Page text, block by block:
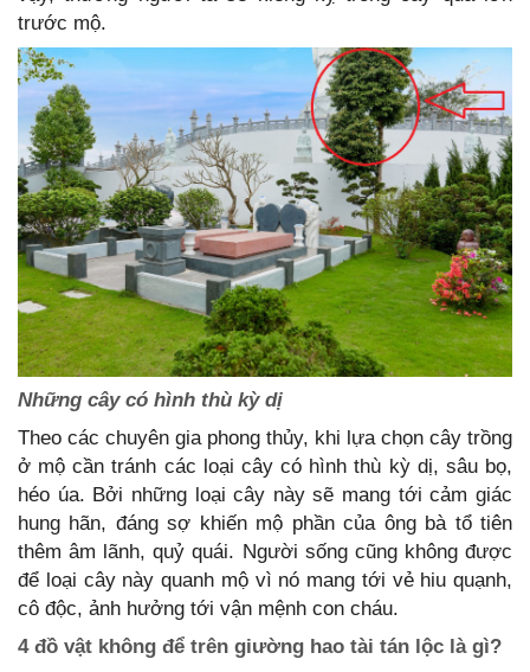
trước mộ.
Những cây có hình thù kỳ dị
Theo các chuyên gia phong thủy, khi lựa chọn cây trồng
ở mộ cần tránh các loại cây có hình thù kỳ dị, sâu bọ,
héo úa. Bởi những loại cây này sẽ mang tới cảm giác
hung hãn, đáng sợ khiến mộ phần của ông bà tổ tiên
thêm âm lãnh, quỷ quái. Người sống cũng không được
để loại cây này quanh mộ vì nó mang tới vẻ hiu quạnh,
cô độc, ảnh hưởng tới vận mệnh con cháu.
4 đồ vật không để trên giường hao tài tán lộc là gì?